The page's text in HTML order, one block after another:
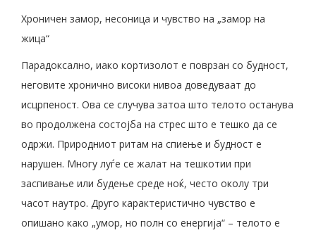
Хроничен замор, несоница и чувство на „замор на
жица“
Парадоксално, иако кортизолот е поврзан со будност,
неговите хронично високи нивоа доведуваат до
исцрпеност. Ова се случува затоа што телото останува
во продолжена состојба на стрес што е тешко да се
одржи. Природниот ритам на спиење и будност е
нарушен. Многу луѓе се жалат на тешкотии при
заспивање или будење среде ноќ, често околу три
часот наутро. Друго карактеристично чувство е
опишано како „умор, но полн со енергија“ – телото е